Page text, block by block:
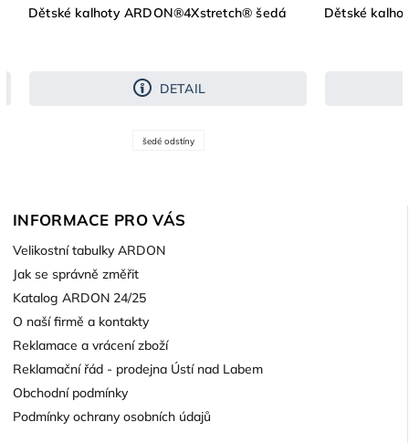
Dětské kalhoty ARDON®4Xstretch® šedá
DETAIL
šedé odstíny
Dětské
INFORMACE PRO VÁS
Velikostní tabulky ARDON
Jak se správně změřit
Katalog ARDON 24/25
O naší firmě a kontakty
Reklamace a vrácení zboží
Reklamační řád - prodejna Ústí nad Labem
Obchodní podmínky
Podmínky ochrany osobních údajů